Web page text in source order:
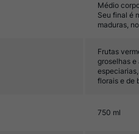
Médio
Seu final é
maduras,
Frutas
groselhas e
florais e de
750 ml